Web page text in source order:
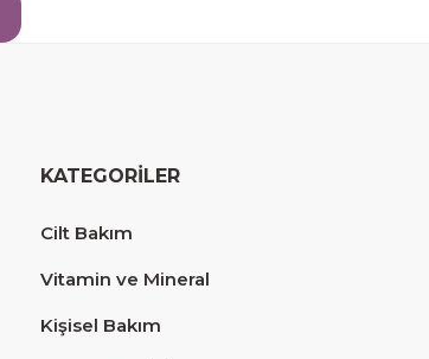
KATEGORİLER
Cilt Bakım
Vitamin ve Mineral
Kişisel Bakım